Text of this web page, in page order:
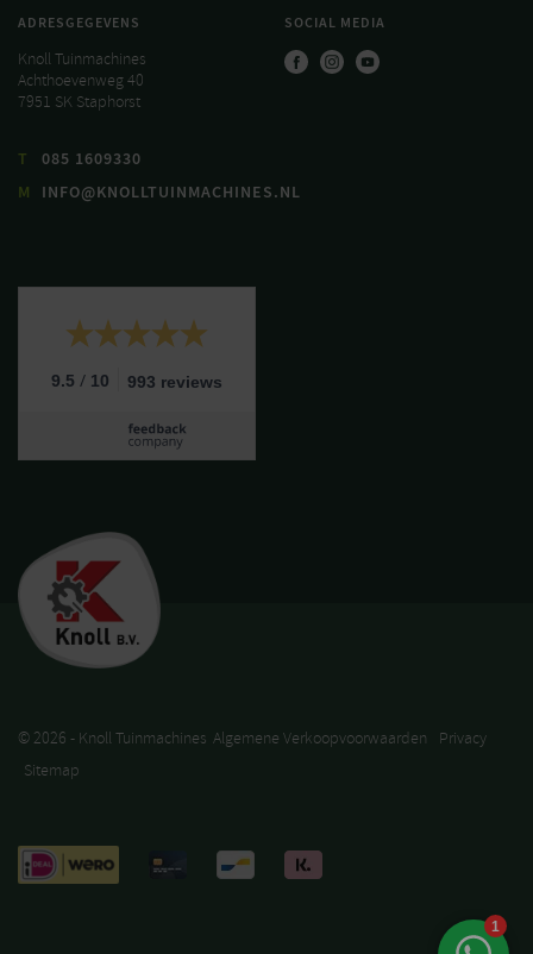
ADRESGEGEVENS
Knoll Tuinmachines
Achthoevenweg 40
7951 SK Staphorst
T
085 1609330
M
INFO@KNOLLTUINMACHINES.NL
SOCIAL MEDIA
9.5 / 10 993 reviews
© 2026 - Knoll Tuinmachines Algemene Verkoopvoorwaarden
Privacy
Sitemap